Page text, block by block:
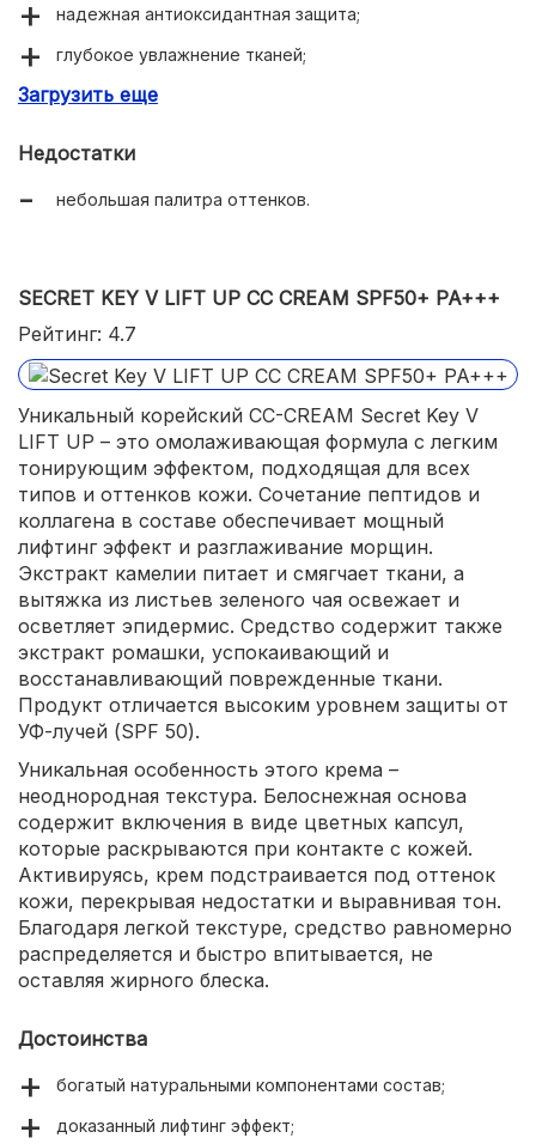
надежная антиоксидантная защита;
глубокое увлажнение тканей;
защита от УФ-лучей (SPF 15);
стойкость.
Загрузить еще
Недостатки
небольшая палитра оттенков.
SECRET KEY V LIFT UP CC CREAM SPF50+ PA+++
Рейтинг: 4.7
Уникальный корейский CC-CREAM Secret Key V
LIFT UP – это омолаживающая формула с легким
тонирующим эффектом, подходящая для всех
типов и оттенков кожи. Сочетание пептидов и
коллагена в составе обеспечивает мощный
лифтинг эффект и разглаживание морщин.
Экстракт камелии питает и смягчает ткани, а
вытяжка из листьев зеленого чая освежает и
осветляет эпидермис. Средство содержит также
экстракт ромашки, успокаивающий и
восстанавливающий поврежденные ткани.
Продукт отличается высоким уровнем защиты от
УФ-лучей (SPF 50).
Уникальная особенность этого крема –
неоднородная текстура. Белоснежная основа
содержит включения в виде цветных капсул,
которые раскрываются при контакте с кожей.
Активируясь, крем подстраивается под оттенок
кожи, перекрывая недостатки и выравнивая тон.
Благодаря легкой текстуре, средство равномерно
распределяется и быстро впитывается, не
оставляя жирного блеска.
Достоинства
богатый натуральными компонентами состав;
доказанный лифтинг эффект;